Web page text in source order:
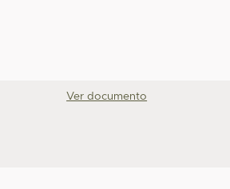
Ver documento